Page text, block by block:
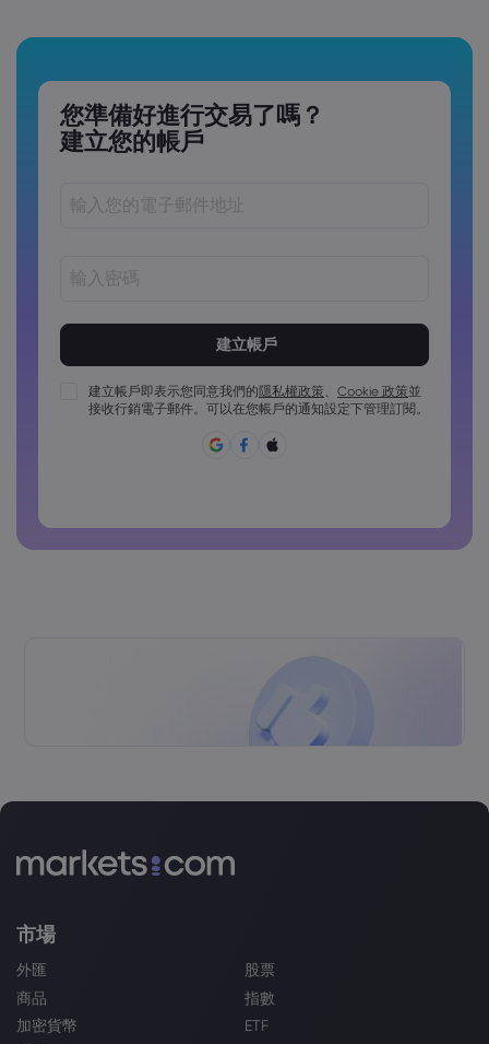
您準備好進行交易了嗎？
建立您的帳戶
密碼長度必須介於 8 到 15 個字元之間
密碼必須包含至少 1 個大寫字元
密碼必須包含至少 1 個小寫字元
密碼必須包含 ~!@#£%^&*()_-+=:;&lt;&gt;{,[]?,.
建立帳戶即表示您同意我們的隱私權政策、 Cookie 政策並
接收行銷電子郵件。可以在您帳戶的通知設定下管理訂閱。
市場
外匯
股票
商品
指數
加密貨幣
ETF